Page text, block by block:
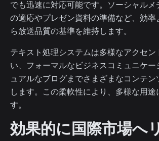
でも迅速に対応可能です。ソーシャル
の適応やプレゼン資料の準備など、効
ら放送品質の基準を維持します。
テキスト処理システムは多様なアクセン
い、フォーマルなビジネスコミュニケー
ュアルなブログまでさまざまなコンテ
します。この柔軟性により、多様な用途
す。
効果的に国際市場へ